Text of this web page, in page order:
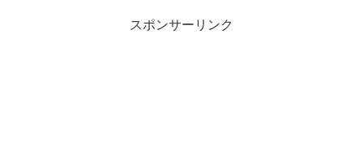
スポンサーリンク